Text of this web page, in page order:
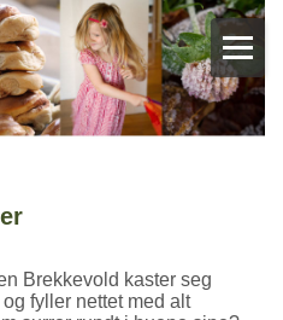
Brekkevold kaster seg
fyller nettet med alt